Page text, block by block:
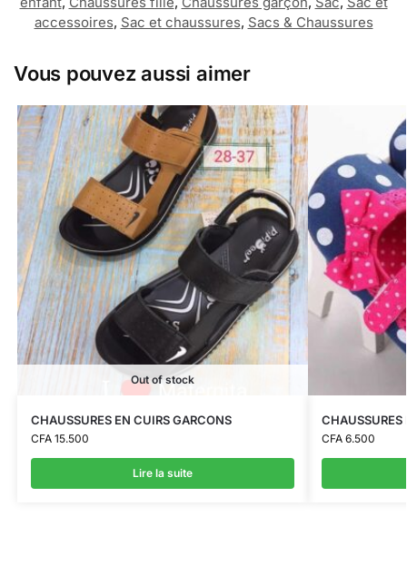
accessoires, Sac et chaussures, Sacs & Chaussures
Vous pouvez aussi aimer
Out of stock
CHAUSSURES EN CUIRS GARCONS
CFA15.500
Lire la suite
CHAUSSURES
CFA6.500